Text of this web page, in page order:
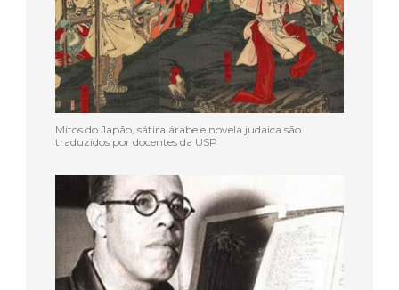
Mitos do Japão, sátira árabe e novela judaica são
traduzidos por docentes da USP